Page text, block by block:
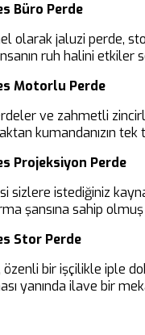
Büro Perde
olarak jaluzi perde,
ruh halini etkiler
Motorlu Perde
ve zahmetli
kumandanızın
Projeksiyon Perde
sizlere istediğiniz
şansına sahip
Stor Perde
özenli bir işçilikle iple
yanında ilave bir